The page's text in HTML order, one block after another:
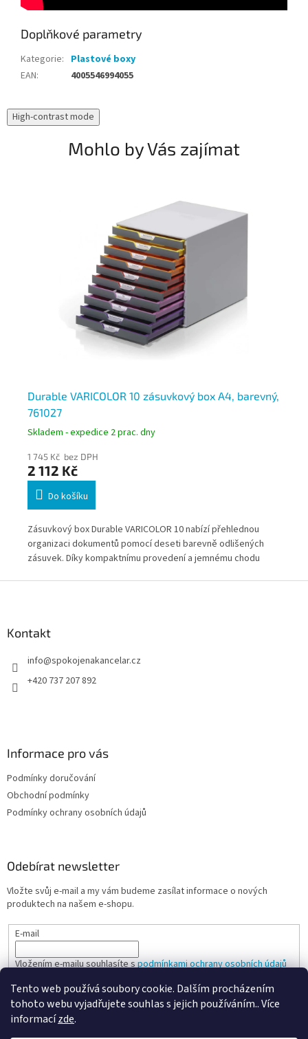
Tento web používá soubory cookie. Dalším procházením
tohoto webu vyjadřujete souhlas s jejich používáním.. Více
informacízde.
Doplňkové parametry
Kategorie: Plastové boxy
EAN: 4005546994055
High-contrast mode
Mohlo by Vás zajímat
Durable VARICOLOR 10 zásuvkový box A4, barevný,
761027
Skladem - expedice 2 prac. dny
1 745 Kč bez DPH
2 112 Kč
Do košíku
Zásuvkový box Durable VARICOLOR 10 nabízí přehlednou
organizaci dokumentů pomocí deseti barevně odlišených
zásuvek. Díky kompaktnímu provedení a jemnému chodu
Kontakt
info@spokojenakancelar.cz
+420 737 207 892
Informace pro vás
Podmínky doručování
Obchodní podmínky
Podmínky ochrany osobních údajů
Odebírat newsletter
Vložte svůj e-mail a my vám budeme zasílat informace o nových
produktech na našem e-shopu.
E-mail
Vložením e-mailu souhlasíte spodmínkami ochrany osobních údajů
PŘIHLÁSIT SE